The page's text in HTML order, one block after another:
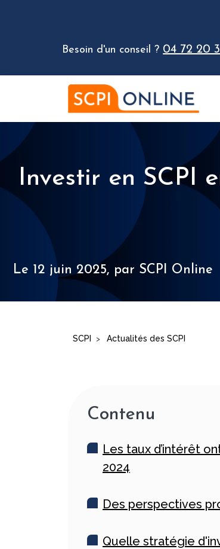
Besoin d'un conseil ? 04 72 20
Investir en SCPI
Le 12 juin 2025, par SCPI Online
SCPI > Actualités des SCPI
Contenu
Les taux d’intérêt
2024
Des perspectives
Quelle stratégie